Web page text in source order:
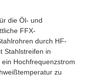
die Öl- und
FFX-
durch HF-
Stahlstreifen in
Hochfrequenzstrom
zu